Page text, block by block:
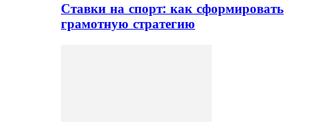
Ставки на спорт: как сформировать
грамотную стратегию